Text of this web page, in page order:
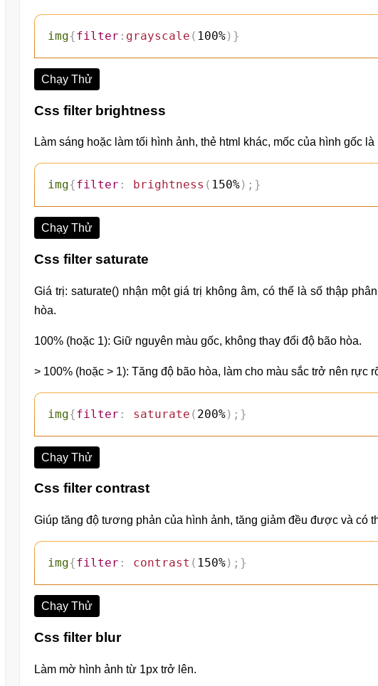
img{filter : grayscale ( 100%) }
Chạy Thử
Css filter brightness
Làm sáng hoặc làm tối hình ảnh, thẻ html khác, mốc của hình gốc là
img{filter : brightness ( 150%) ; }
Chạy Thử
Css filter saturate
Giá trị: saturate() nhận một giá trị không âm, có thể là số thập
hòa.
100% (hoặc 1): Giữ nguyên màu gốc, không thay đổi độ bão hòa.
> 100% (hoặc > 1): Tăng độ bão hòa, làm cho màu sắc trở nên rực
img{filter : saturate ( 200%) ; }
Chạy Thử
Css filter contrast
Giúp tăng độ tương phản của hình ảnh, tăng giảm đều được và có
img{filter : contrast ( 150%) ; }
Chạy Thử
Css filter blur
Làm mờ hình ảnh từ 1px trở lên.